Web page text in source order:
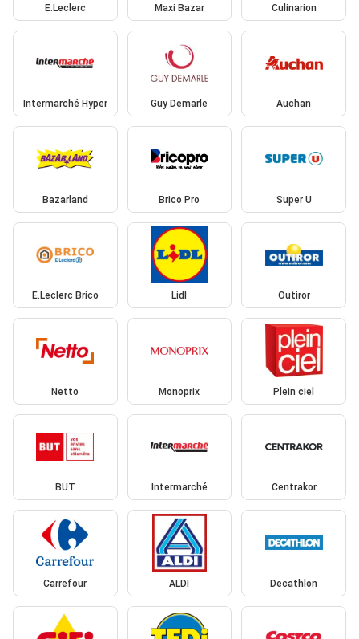
E.Leclerc Maxi Bazar Culinarion
Intermarché Hyper Guy Demarle Auchan
Bazarland Brico Pro Super U
E.Leclerc Brico Lidl Outiror
Netto Monoprix Plein ciel
BUT Intermarché Centrakor
Carrefour ALDI Decathlon